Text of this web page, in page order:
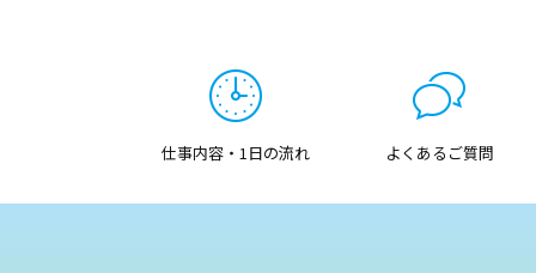
仕事内容・1日の流れ よくあるご質問